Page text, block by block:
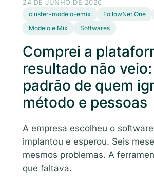
24 DE JUNHO DE 2026
cluster-modelo-emix FollowNet One
Modelo e.Mix
Softwares
Comprei a
resultado não
padrão de quem
método e pessoas
A empresa escolheu o
implantou e esperou. Seis
mesmos problemas. A
que faltava.